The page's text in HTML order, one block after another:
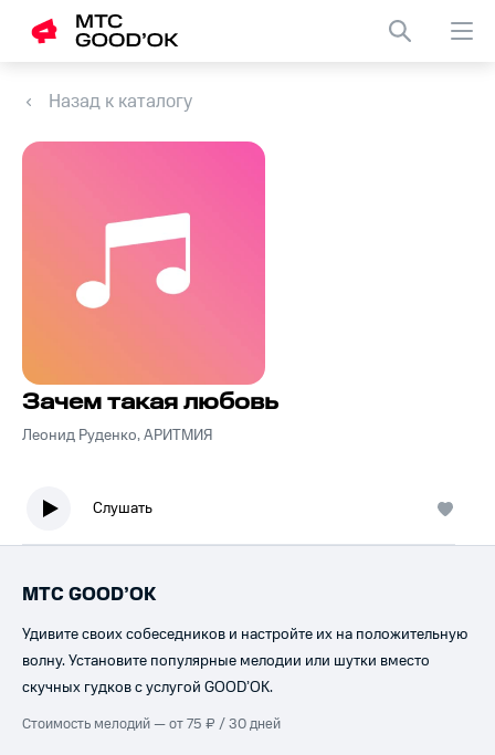
Назад к каталогу
Зачем такая любовь
Леонид Руденко, АРИТМИЯ
Слушать
МТС GOOD’OK
Удивите своих собеседников и настройте их на положительную
волну. Установите популярные мелодии или шутки вместо
скучных гудков с услугой GOOD’OK.
Стоимость мелодий — от 75 ₽ / 30 дней